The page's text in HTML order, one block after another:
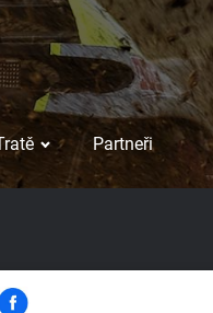
Partneři